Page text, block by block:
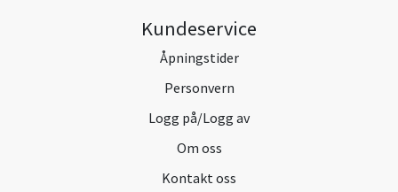
Kundeservice
Åpningstider
Personvern
Logg på/Logg av
Om oss
Kontakt oss